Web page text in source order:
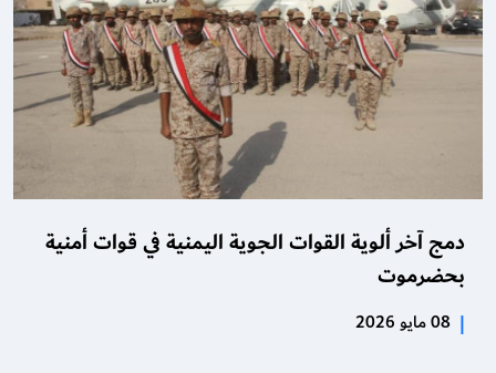
دمج آخر ألوية القوات الجوية اليمنية في قوات أمنية
بحضرموت
| 08 مايو 2026